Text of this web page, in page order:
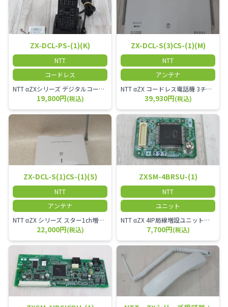
ZX-DCL-PS-(1)(K)
NTT
コードレス
NTT αZXシリーズ デジタルコードレス電話機（黒） 倉庫や工場など、オフィスから離れて仕事をする方に適しています。 コードレス単体では使用できないので、別途、専用の主装置及びアンテナが必要です。
19,800円(税込)
ZX-DCL-S(3)CS-(1)(M)
NTT
アンテナ
NTT αZX コードレス電話機 3チャンネル用 接続装置 マスター デジタルコードレス（ZX-DCL-PS等）の専用管理用アンテナです。
39,930円(税込)
ZX-DCL-S(1)CS-(1)(S)
NTT
アンテナ
NTT αZX シリーズ スター1ch増設接続装置 コードレス接続用アンテナ ZX-DCL-S1CS-1M ZX-DCL-PS等と組み合わせて使用します。 ZX-DCL-PSを複数台接続できますが同時に通話できるのは１台のみです。
22,000円(税込)
ZXSM-4BRSU-(1)
NTT
ユニット
NTT αZX 4IP局線増設ユニット ひかり電話オフィスタイプで4ch以上にしたい場合必要となるユニットです。
7,700円(税込)